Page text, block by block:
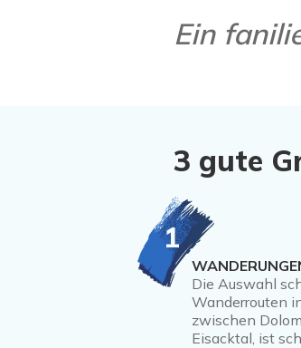
Ein
3 gute
1
Die Auswahl
Wanderrouten
zwischen
Eisacktal, ist